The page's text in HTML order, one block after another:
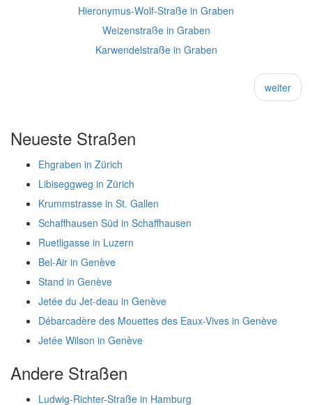
Hieronymus-Wolf-Straße in Graben
Weizenstraße in Graben
Karwendelstraße in Graben
weiter
Neueste Straßen
Ehgraben in Zürich
Libiseggweg in Zürich
Krummstrasse in St. Gallen
Schaffhausen Süd in Schaffhausen
Ruetligasse in Luzern
Bel-Air in Genève
Stand in Genève
Jetée du Jet-deau in Genève
Débarcadère des Mouettes des Eaux-Vives in Genève
Jetée Wilson in Genève
Andere Straßen
Ludwig-Richter-Straße in Hamburg